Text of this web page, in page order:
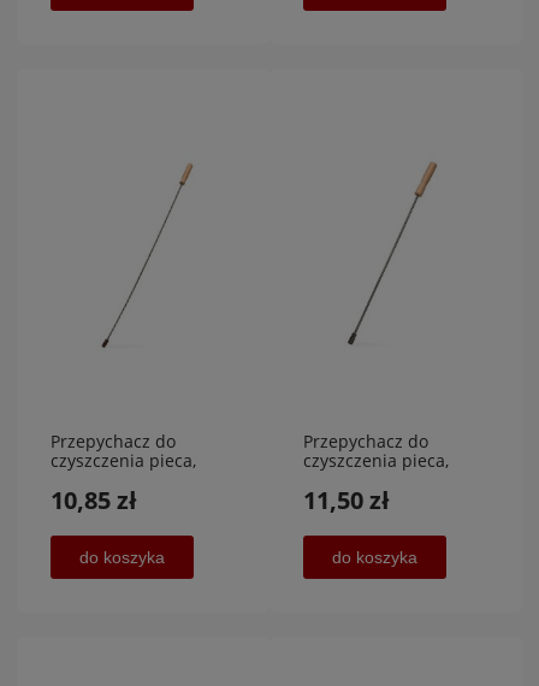
Przepychacz do
czyszczenia pieca,
10,85 zł
do koszyka
Przepychacz do
czyszczenia pieca,
11,50 zł
do koszyka